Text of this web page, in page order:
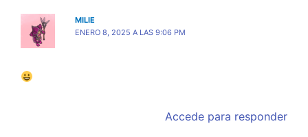
MILIE
ENERO 8, 2025 A LAS 9:06 PM
Accede para responder